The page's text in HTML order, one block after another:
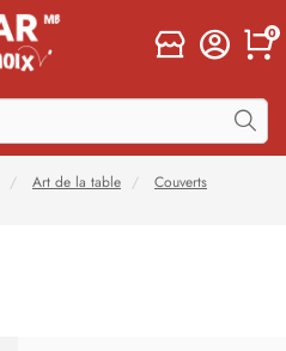
0
Art de la table
Couverts